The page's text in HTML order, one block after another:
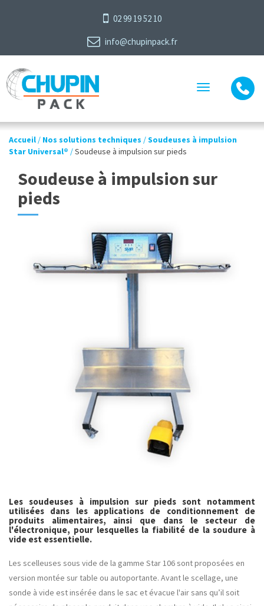
02 99 19 52 10
info@chupinpack.fr
Toggle
navigation
Accueil / Nos solutions techniques /Soudeuses à impulsion
Star Universal® /Soudeuse à impulsion sur pieds
Soudeuse à impulsion sur
pieds
Les soudeuses à impulsion sur pieds sont notamment
utilisées dans les applications de conditionnement de
produits alimentaires, ainsi que dans le secteur de
l'électronique, pour lesquelles la fiabilité de la soudure à
vide est essentielle.
Les scelleuses sous vide de la gamme Star 106 sont proposées en
version montée sur table ou autoportante. Avant le scellage, une
sonde à vide est insérée dans le sac et évacue l'air sans qu’il soit